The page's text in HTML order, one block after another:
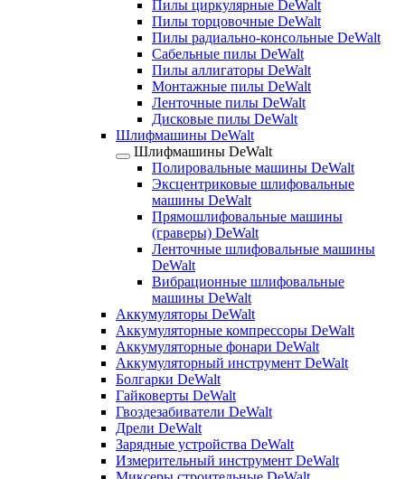
Пилы циркулярные DeWalt
Пилы торцовочные DeWalt
Пилы радиально-консольные DeWalt
Сабельные пилы DeWalt
Пилы аллигаторы DeWalt
Монтажные пилы DeWalt
Ленточные пилы DeWalt
Дисковые пилы DeWalt
Шлифмашины DeWalt
Шлифмашины DeWalt
Полировальные машины DeWalt
Эксцентриковые шлифовальные
машины DeWalt
Прямошлифовальные машины
(граверы) DeWalt
Ленточные шлифовальные машины
DeWalt
Вибрационные шлифовальные
машины DeWalt
Аккумуляторы DeWalt
Аккумуляторные компрессоры DeWalt
Аккумуляторные фонари DeWalt
Аккумуляторный инструмент DeWalt
Болгарки DeWalt
Гайковерты DeWalt
Гвоздезабиватели DeWalt
Дрели DeWalt
Зарядные устройства DeWalt
Измерительный инструмент DeWalt